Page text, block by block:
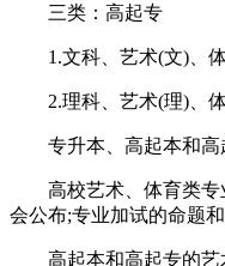
三类：高起专
1.文科、艺术(文)、
2.理科、艺术(理)、
专升本、高起本和
高校艺术、体育类
会公布;专业加试的命题
高起本和高起专的